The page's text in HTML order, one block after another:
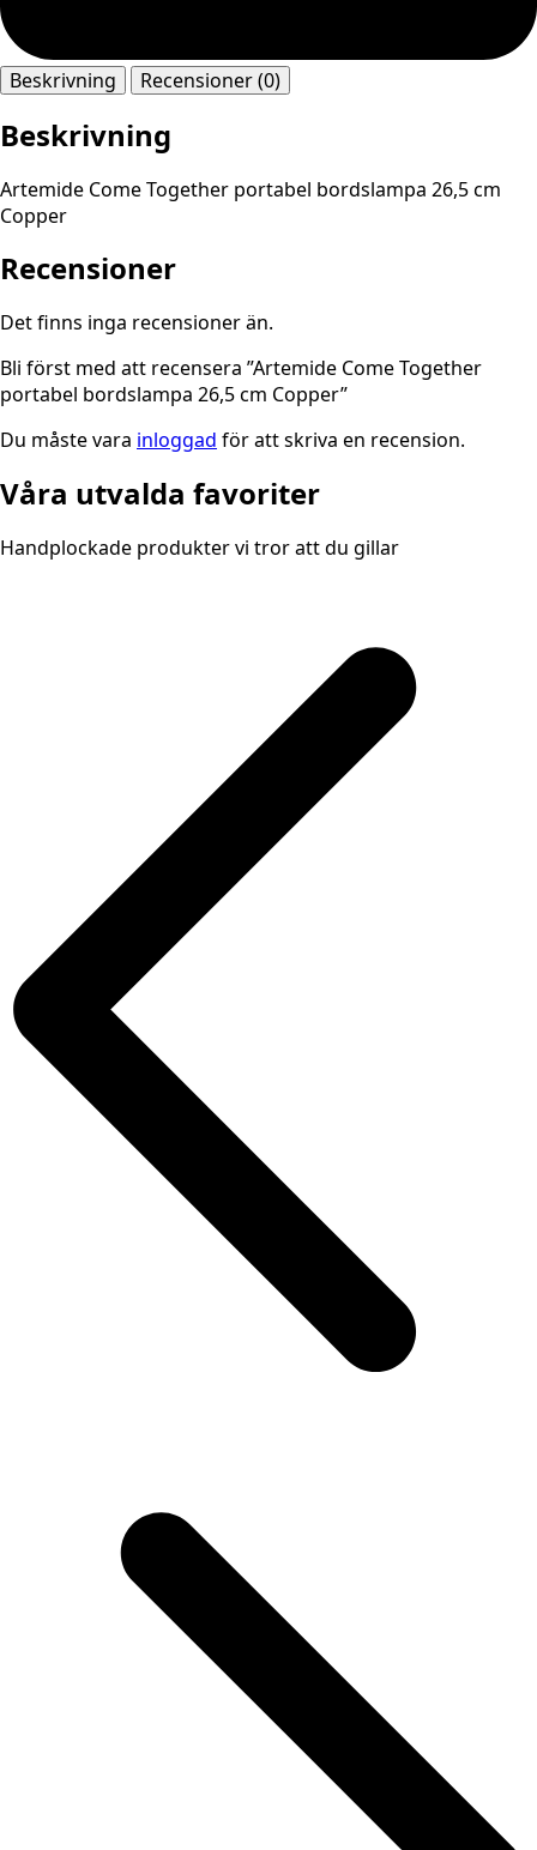
Beskrivning Recensioner (0)
Beskrivning
Artemide Come Together portabel bordslampa 26,5 cm
Copper
Recensioner
Det finns inga recensioner än.
Bli först med att recensera ”Artemide Come Together
portabel bordslampa 26,5 cm Copper”
Du måste vara inloggad för att skriva en recension.
Våra utvalda favoriter
Handplockade produkter vi tror att du gillar